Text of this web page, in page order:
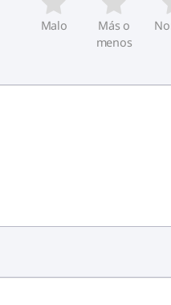
Malo
Más o
menos